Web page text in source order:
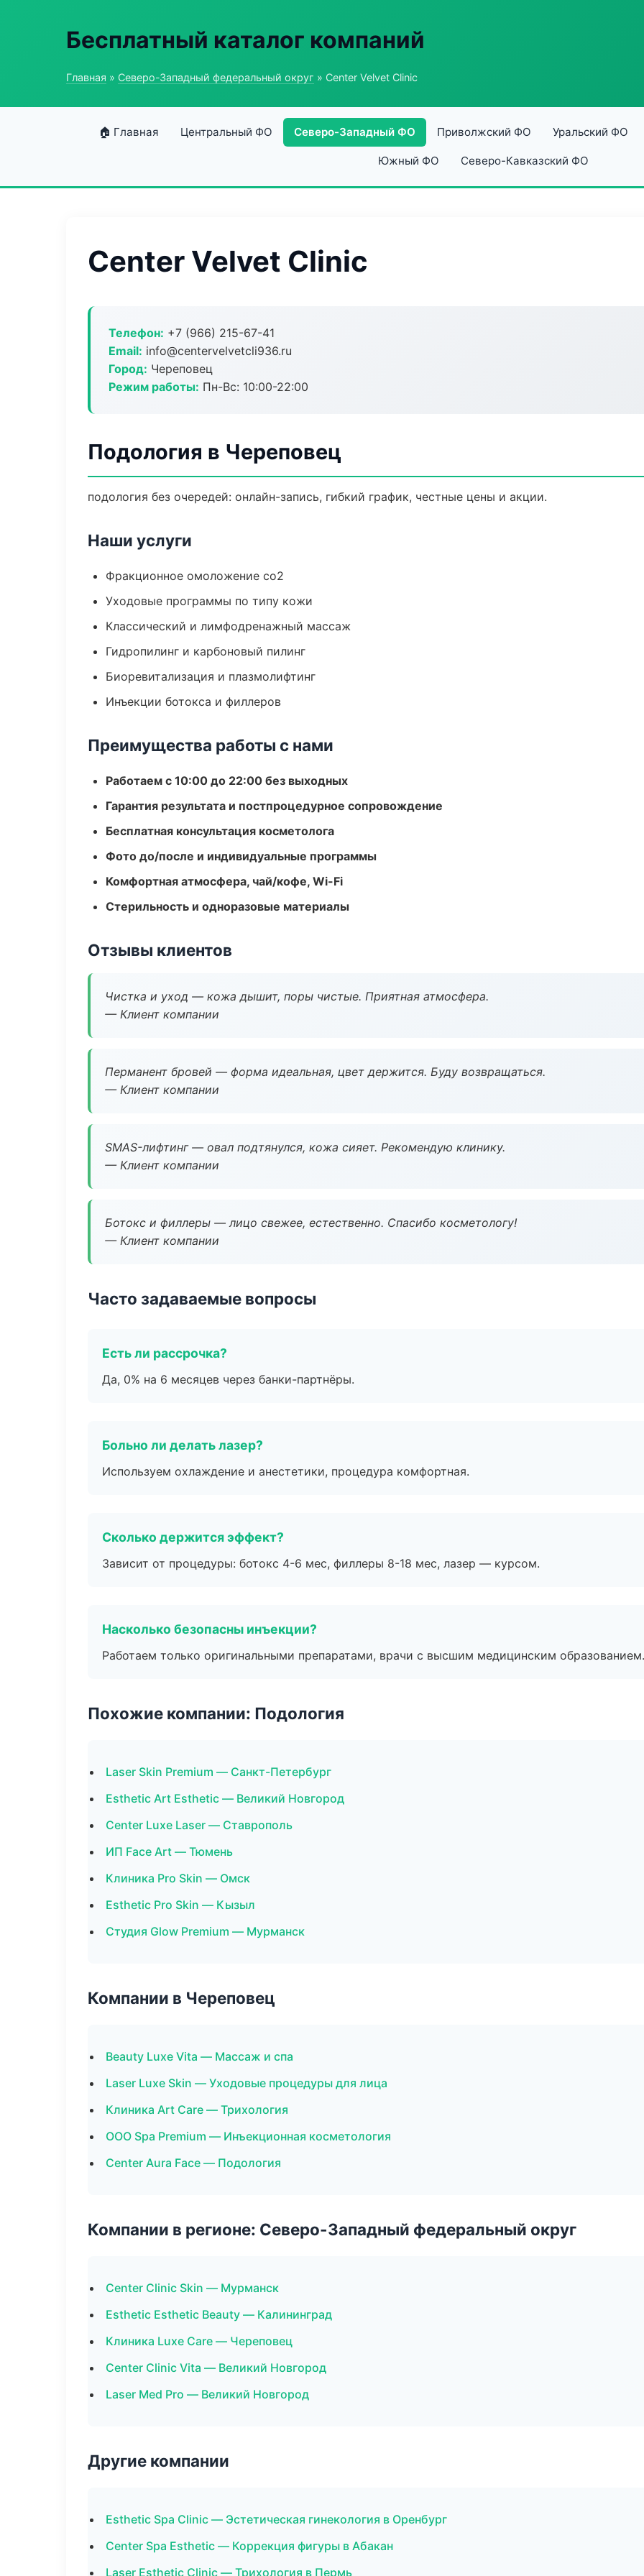
Бесплатный каталог компаний
Главная » Северо-Западный федеральный округ » Center Velvet Clinic
🏠 Главная Центральный ФО Северо-Западный ФО Приволжский ФО Уральский ФО
Южный ФО Северо-Кавказский ФО
Center Velvet Clinic
Телефон: +7 (966) 215-67-41
Email: info@centervelvetcli936.ru
Город: Череповец
Режим работы: Пн-Вс: 10:00-22:00
Подология в Череповец
подология без очередей: онлайн-запись, гибкий график, честные цены и акции.
Наши услуги
Фракционное омоложение co2
Уходовые программы по типу кожи
Классический и лимфодренажный массаж
Гидропилинг и карбоновый пилинг
Биоревитализация и плазмолифтинг
Инъекции ботокса и филлеров
Преимущества работы с нами
Работаем с 10:00 до 22:00 без выходных
Гарантия результата и постпроцедурное сопровождение
Бесплатная консультация косметолога
Фото до/после и индивидуальные программы
Комфортная атмосфера, чай/кофе, Wi-Fi
Стерильность и одноразовые материалы
Отзывы клиентов
Чистка и уход — кожа дышит, поры чистые. Приятная атмосфера.
— Клиент компании
Перманент бровей — форма идеальная, цвет держится. Буду возвращаться.
— Клиент компании
SMAS-лифтинг — овал подтянулся, кожа сияет. Рекомендую клинику.
— Клиент компании
Ботокс и филлеры — лицо свежее, естественно. Спасибо косметологу!
— Клиент компании
Часто задаваемые вопросы
Есть ли рассрочка?
Да, 0% на 6 месяцев через банки-партнёры.
Больно ли делать лазер?
Используем охлаждение и анестетики, процедура комфортная.
Сколько держится эффект?
Зависит от процедуры: ботокс 4-6 мес, филлеры 8-18 мес, лазер — курсом.
Насколько безопасны инъекции?
Работаем только оригинальными препаратами, врачи с высшим медицинским образованием.
Похожие компании: Подология
Laser Skin Premium — Санкт-Петербург
Esthetic Art Esthetic — Великий Новгород
Center Luxe Laser — Ставрополь
ИП Face Art — Тюмень
Клиника Pro Skin — Омск
Esthetic Pro Skin — Кызыл
Студия Glow Premium — Мурманск
Компании в Череповец
Beauty Luxe Vita — Массаж и спа
Laser Luxe Skin — Уходовые процедуры для лица
Клиника Art Care — Трихология
ООО Spa Premium — Инъекционная косметология
Center Aura Face — Подология
Компании в регионе: Северо-Западный федеральный округ
Center Clinic Skin — Мурманск
Esthetic Esthetic Beauty — Калининград
Клиника Luxe Care — Череповец
Center Clinic Vita — Великий Новгород
Laser Med Pro — Великий Новгород
Другие компании
Esthetic Spa Clinic — Эстетическая гинекология в Оренбург
Center Spa Esthetic — Коррекция фигуры в Абакан
Laser Esthetic Clinic — Трихология в Пермь